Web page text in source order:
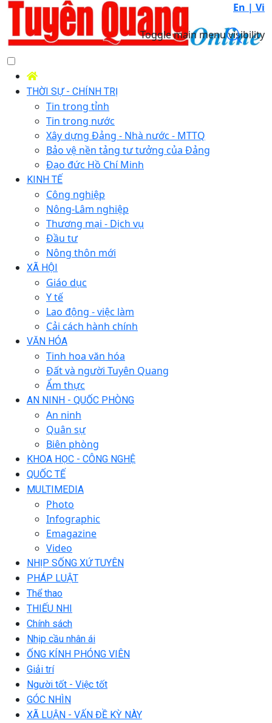
En | Vi
Toggle main menu visibility
THỜI SỰ - CHÍNH TRỊ
Tin trong tỉnh
Tin trong nước
Xây dựng Đảng - Nhà nước - MTTQ
Bảo vệ nền tảng tư tưởng của Đảng
Đạo đức Hồ Chí Minh
KINH TẾ
Công nghiệp
Nông-Lâm nghiệp
Thương mại - Dịch vụ
Đầu tư
Nông thôn mới
XÃ HỘI
Giáo dục
Y tế
Lao động - việc làm
Cải cách hành chính
VĂN HÓA
Tinh hoa văn hóa
Đất và người Tuyên Quang
Ẩm thực
AN NINH - QUỐC PHÒNG
An ninh
Quân sự
Biên phòng
KHOA HỌC - CÔNG NGHỆ
QUỐC TẾ
MULTIMEDIA
Photo
Infographic
Emagazine
Video
NHỊP SỐNG XỨ TUYÊN
PHÁP LUẬT
Thể thao
THIẾU NHI
Chính sách
Nhịp cầu nhân ái
ỐNG KÍNH PHÓNG VIÊN
Giải trí
Người tốt - Việc tốt
GÓC NHÌN
XÃ LUẬN - VẤN ĐỀ KỲ NÀY